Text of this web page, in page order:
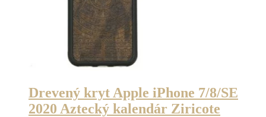
Drevený kryt Apple iPhone 7/8/SE
2020 Aztecký kalendár Ziricote